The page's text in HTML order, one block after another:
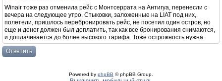
Winair тоже раз отменила рейс с Монтсеррата на Антигуа, перенесли с
вечера на следующее утро. Стыковки, заложенные на LIAT под них,
полетели, пришлось перебронировать рейс, не посетил один остров, но
еще и денег должен был доплатить, так как все бронирования снимаются,
и доплачивается до более высокого тарифа. Тоже острожность нужна.
Ответить
Powered by phpBB © phpBB Group.